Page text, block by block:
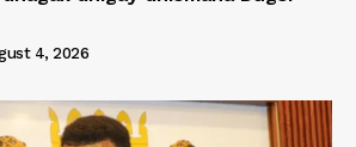
4, 2026